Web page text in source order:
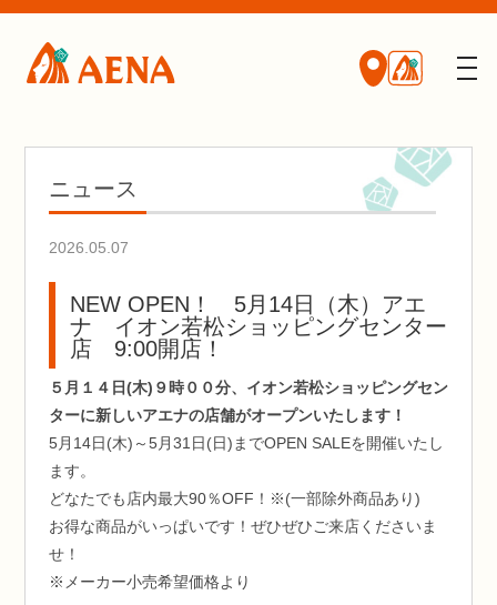
ニュース
2026.05.07
NEW OPEN！ 5月14日（木）アエ
ナ イオン若松ショッピングセンター
店 9:00開店！
５月１４日(木)９時００分、イオン若松ショッピングセン
ターに新しいアエナの店舗がオープンいたします！
5月14日(木)～5月31日(日)までOPEN SALEを開催いたし
ます。
どなたでも店内最大90％OFF！※(一部除外商品あり)
お得な商品がいっぱいです！ぜひぜひご来店くださいま
せ！
※メーカー小売希望価格より